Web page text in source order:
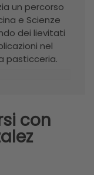
un percorso
e Scienze
dei lievitati
nel
pasticceria.
con